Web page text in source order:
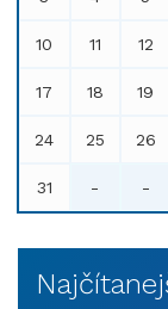
10 11 12
17 18 19
24 25 26
31 - -